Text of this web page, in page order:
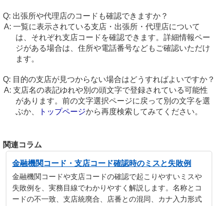
出張所や代理店のコードも確認できますか？
一覧に表示されている支店・出張所・代理店について
は、それぞれ支店コードを確認できます。詳細情報ペー
ジがある場合は、住所や電話番号などもご確認いただけ
ます。
目的の支店が見つからない場合はどうすればよいですか？
支店名の表記ゆれや別の頭文字で登録されている可能性
があります。前の文字選択ページに戻って別の文字を選
ぶか、
トップページから再度検索してみてください。
関連コラム
金融機関コード・支店コード確認時のミスと失敗例
金融機関コードや支店コードの確認で起こりやすいミスや
失敗例を、実務目線でわかりやすく解説します。名称とコ
ードの不一致、支店統廃合、店番との混同、カナ入力形式